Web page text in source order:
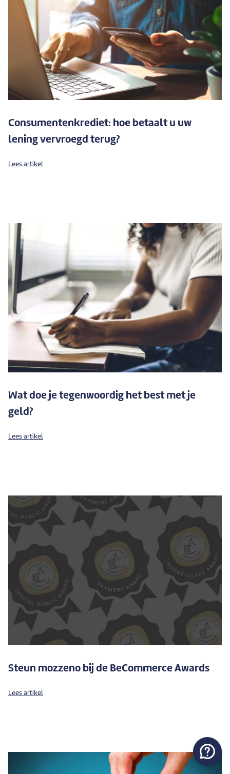
Consumentenkrediet: hoe betaalt u uw
lening vervroegd terug?
Lees artikel
Wat doe je tegenwoordig het best met je
geld?
Lees artikel
Steun mozzeno bij de BeCommerce Awards
Lees artikel